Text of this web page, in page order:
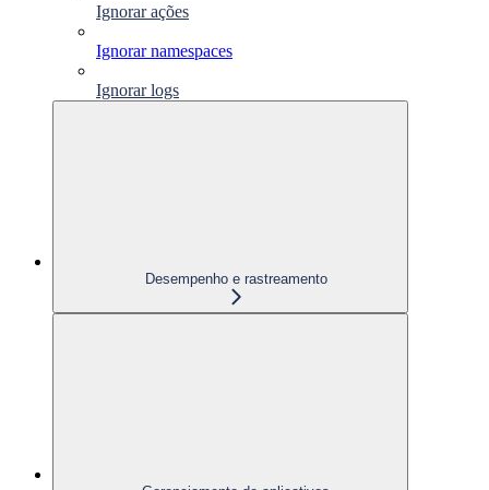
Ignorar ações
Ignorar namespaces
Ignorar logs
Desempenho e rastreamento